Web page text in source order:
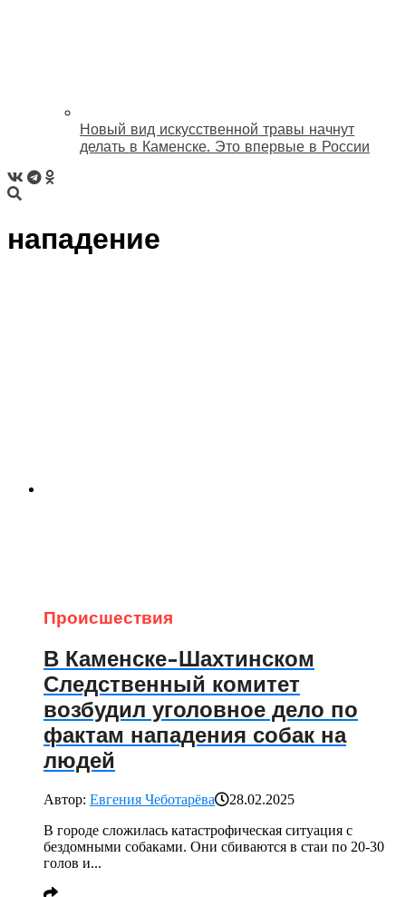
Новый вид искусственной травы начнут
делать в Каменске. Это впервые в России
нападение
Происшествия
В Каменске-Шахтинском
Следственный комитет
возбудил уголовное дело по
фактам нападения собак на
людей
Автор: Евгения Чеботарёва
28.02.2025
В городе сложилась катастрофическая ситуация с
бездомными собаками. Они сбиваются в стаи по 20-30
голов и...